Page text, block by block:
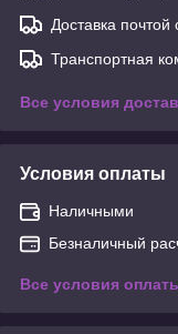
Доставка почтой
Транспортная
Все условия
Условия оплаты
Наличными
Безналичный
Все условия